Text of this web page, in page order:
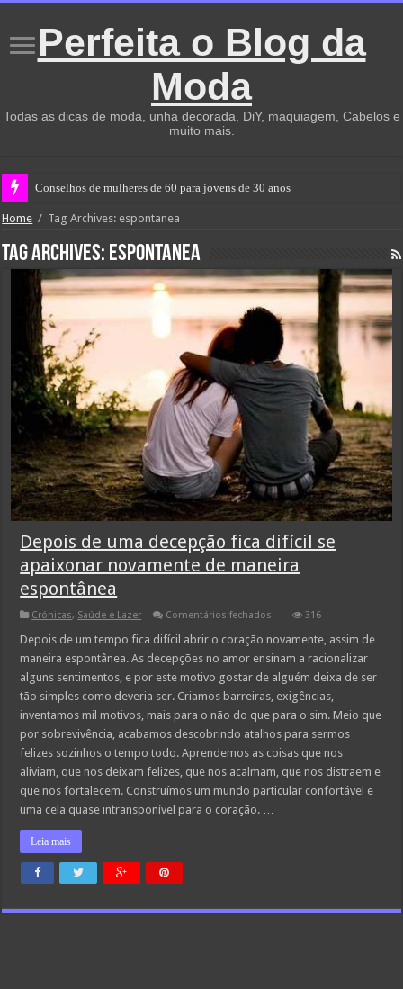
Perfeita o Blog da
Moda
Todas as dicas de moda, unha decorada, DiY, maquiagem, Cabelos e
muito mais.
Conselhos de mulheres de 60 para jovens de 30 anos
Home / Tag Archives: espontanea
Tag Archives: espontanea
Depois de uma decepção fica difícil se
apaixonar novamente de maneira
espontânea
Crónicas, Saúde e Lazer Comentários fechados
de
decepção
fica
difícil
se
novamente
de
maneira
espontânea
316
Depois de um tempo fica difícil abrir o coração novamente, assim de
maneira espontânea. As decepções no amor ensinam a racionalizar
alguns sentimentos, e por este motivo gostar de alguém deixa de ser
tão simples como deveria ser. Criamos barreiras, exigências,
inventamos mil motivos, mais para o não do que para o sim. Meio que
por sobrevivência, acabamos descobrindo atalhos para sermos
felizes sozinhos o tempo todo. Aprendemos as coisas que nos
aliviam, que nos deixam felizes, que nos acalmam, que nos distraem e
que nos fortalecem. Construímos um mundo particular confortável e
uma cela quase intransponível para o coração. …
Leia mais